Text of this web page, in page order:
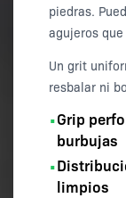
piedras.
agujeros
Un grit
resbalar ni
•Grip
burbujas
•
limpios